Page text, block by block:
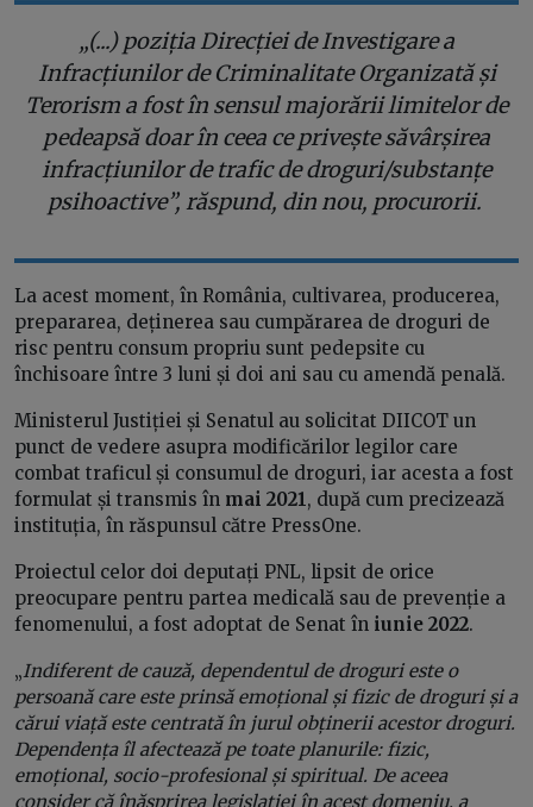
„(...) poziția Direcției de Investigare a
Infracțiunilor de Criminalitate Organizată și
Terorism a fost în sensul majorării limitelor de
pedeapsă doar în ceea ce privește săvârșirea
infracțiunilor de trafic de droguri/substanțe
psihoactive”, răspund, din nou, procurorii.
La acest moment, în România, cultivarea, producerea,
prepararea, deținerea sau cumpărarea de droguri de
risc pentru consum propriu sunt pedepsite cu
închisoare între 3 luni și doi ani sau cu amendă penală.
Ministerul Justiției și Senatul au solicitat DIICOT un
punct de vedere asupra modificărilor legilor care
combat traficul și consumul de droguri, iar acesta a fost
formulat și transmis în mai 2021 , după cum precizează
instituția, în răspunsul către PressOne.
Proiectul celor doi deputați PNL, lipsit de orice
preocupare pentru partea medicală sau de prevenție a
fenomenului, a fost adoptat de Senat în iunie 2022.
„Indiferent de cauză, dependentul de droguri este o
persoană care este prinsă emoțional și fizic de droguri și a
cărui viață este centrată în jurul obținerii acestor droguri.
Dependența îl afectează pe toate planurile: fizic,
emoțional, socio-profesional și spiritual. De aceea
consider că înăsprirea legislației în acest domeniu, a